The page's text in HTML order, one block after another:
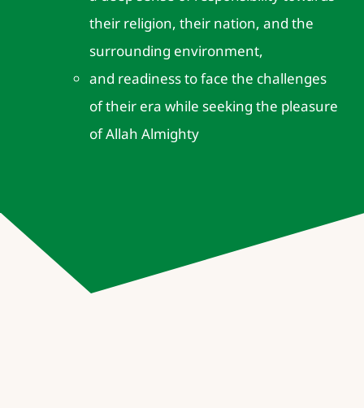
their religion, their nation, and the
surrounding environment,
and readiness to face the challenges
of their era while seeking the pleasure
of Allah Almighty